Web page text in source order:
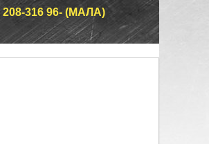
316 96- (МАЛА)